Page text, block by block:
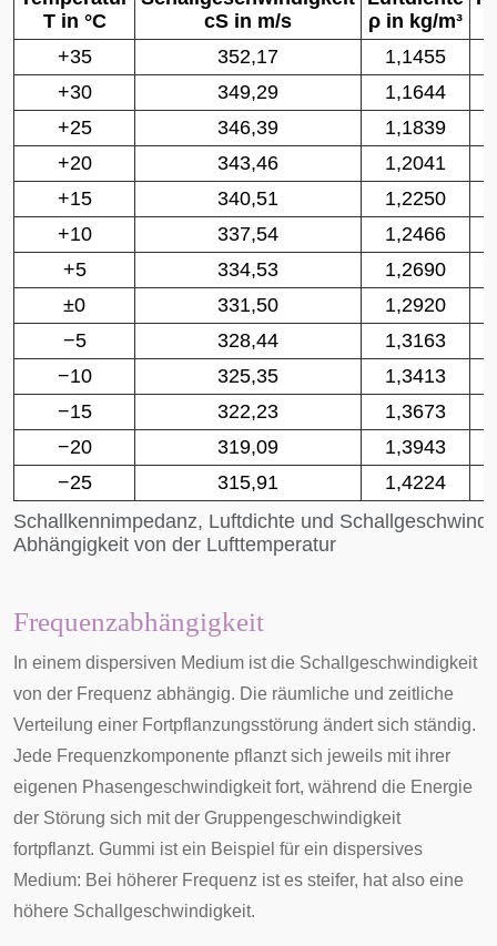
Schallkennimpedanz, Luftdichte und
Abhängigkeit von der Lufttemperatur
Tin °C
cS in m/s
ρ in kg/m³
+35
352,17
1,1455
+30
349,29
1,1644
+25
346,39
1,1839
+20
343,46
1,2041
+15
340,51
1,2250
+10
337,54
1,2466
+5
334,53
1,2690
±0
331,50
1,2920
−5
328,44
1,3163
−10
325,35
1,3413
−15
322,23
1,3673
−20
319,09
1,3943
−25
315,91 1,4224
Frequenzabhängigkeit
In einem dispersiven Medium ist die Schallgeschwindigkeit
von der Frequenz abhängig. Die räumliche und zeitliche
Verteilung einer Fortpflanzungsstörung ändert sich ständig.
Jede Frequenzkomponente pflanzt sich jeweils mit ihrer
eigenen Phasengeschwindigkeit fort, während die Energie
der Störung sich mit der Gruppengeschwindigkeit
fortpflanzt. Gummi ist ein Beispiel für ein dispersives
Medium: Bei höherer Frequenz ist es steifer, hat also eine
höhere Schallgeschwindigkeit.